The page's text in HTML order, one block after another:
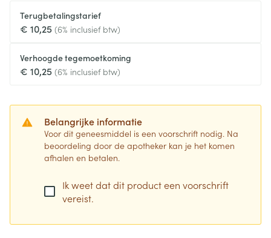
Terugbetalingstarief
€ 10,25 (6% inclusief btw)
Verhoogde tegemoetkoming
€ 10,25 (6% inclusief btw)
Belangrijke informatie
Voor dit geneesmiddel is een voorschrift nodig. Na
beoordeling door de apotheker kan je het komen
afhalen en betalen.
Ik weet dat dit product een voorschrift
vereist.